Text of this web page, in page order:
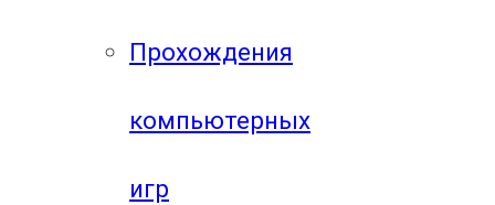
Прохождения
компьютерных
игр